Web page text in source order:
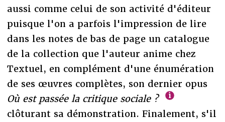
aussi comme celui de son activité d'éditeur
puisque l'on a parfois l'impression de lire
dans les notes de bas de page un catalogue
de la collection que l'auteur anime chez
Textuel, en complément d'une énumération
de ses œuvres complètes, son dernier opus
Où est passée la critique sociale ?
clôturant sa démonstration. Finalement, s'il